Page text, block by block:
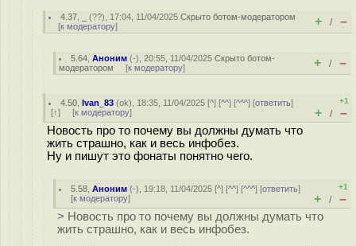
4.37 (??), 17:04, 11/04/2025Скрыто ботом-модератором
[к модератору] + / –
5.64 ,Аноним (-), 20:55, 11/04/2025Скрыто ботом-
модератором [к модератору] + / –
4.50 ,Ivan_83 (ok), 18:35, 11/04/2025 [^] [^^] [^^^] [ответить]
[↑] [к модератору]
+1
+ / –
Новость про то почему вы должны думать что
жить страшно, как и весь инфобез.
Ну и пишут это фонаты понятно чего.
5.58 ,Аноним (-), 19:18, 11/04/2025 [^] [^^] [^^^] [ответить]
[к модератору]
+1
+ / –
> Новость про то почему вы должны думать что
жить страшно, как и весь инфобез.